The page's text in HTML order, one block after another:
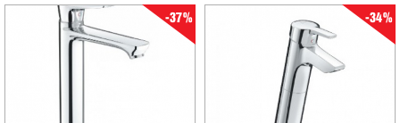
-37% -34%